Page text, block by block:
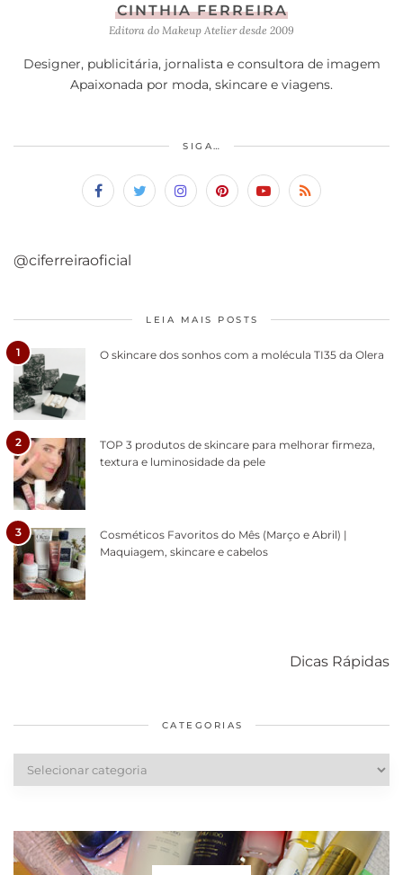
CINTHIA FERREIRA
Editora do Makeup Atelier desde 2009
Designer, publicitária, jornalista e consultora de imagem
Apaixonada por moda, skincare e viagens.
SIGA…
@ciferreiraoficial
LEIA MAIS POSTS
1 O skincare dos sonhos com a molécula TI35 da Olera
2
TOP 3 produtos de skincare para melhorar firmeza,
textura e luminosidade da pele
3
Cosméticos Favoritos do Mês (Março e Abril) |
Maquiagem, skincare e cabelos
Dicas Rápidas
diários
cabelos
CATEGORIAS
Categorias